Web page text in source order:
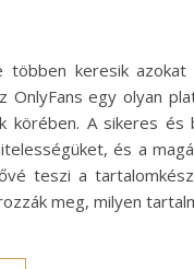
keresik
egy olyan
A sikeres
és a
teszi a
meg, milyen